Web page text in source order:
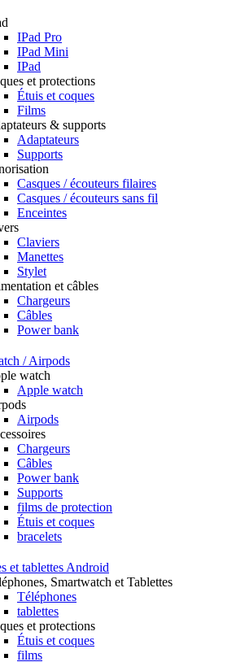
IPad Pro
IPad Mini
IPad
et protections
Étuis et coques
Films
& supports
Adaptateurs
Supports
Casques / écouteurs filaires
Casques / écouteurs sans fil
Enceintes
Claviers
Manettes
Stylet
et câbles
Chargeurs
Câbles
Power bank
/ Airpods
watch
Apple watch
Airpods
Chargeurs
Câbles
Power bank
Supports
films de protection
Étuis et coques
bracelets
et tablettes Android
Smartwatch et Tablettes
Téléphones
tablettes
et protections
Étuis et coques
films